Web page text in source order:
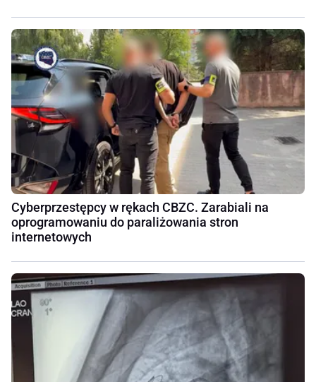
Cyberprzestępcy w rękach CBZC. Zarabiali na
oprogramowaniu do paraliżowania stron
internetowych